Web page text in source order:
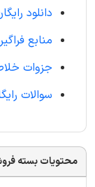
دانلود
منابع فراگیر
جزوات
سوالات
محتویات بسته